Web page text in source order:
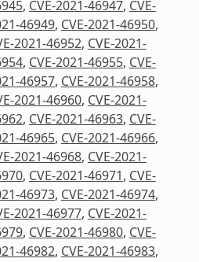
, CVE-2021-46947, CVE-
46949, CVE-2021-46950,
2021-46952, CVE-2021-
, CVE-2021-46955, CVE-
46957, CVE-2021-46958,
2021-46960, CVE-2021-
, CVE-2021-46963, CVE-
46965, CVE-2021-46966,
2021-46968, CVE-2021-
, CVE-2021-46971, CVE-
46973, CVE-2021-46974,
2021-46977, CVE-2021-
, CVE-2021-46980, CVE-
46982, CVE-2021-46983,